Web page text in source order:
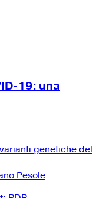
19: una
genetiche del
Pesole